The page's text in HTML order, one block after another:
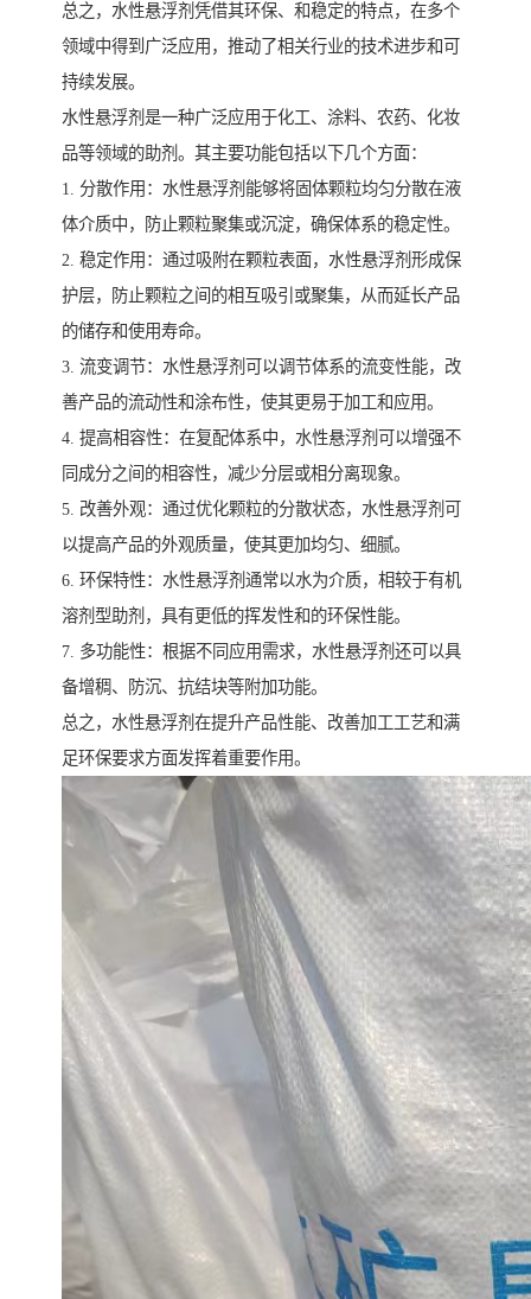
总之，水性悬浮剂凭借其环保、和稳定的特点，在多个
领域中得到广泛应用，推动了相关行业的技术进步和可
持续发展。
水性悬浮剂是一种广泛应用于化工、涂料、农药、化妆
品等领域的助剂。其主要功能包括以下几个方面：
1. 分散作用：水性悬浮剂能够将固体颗粒均匀分散在液
体介质中，防止颗粒聚集或沉淀，确保体系的稳定性。
2. 稳定作用：通过吸附在颗粒表面，水性悬浮剂形成保
护层，防止颗粒之间的相互吸引或聚集，从而延长产品
的储存和使用寿命。
3. 流变调节：水性悬浮剂可以调节体系的流变性能，改
善产品的流动性和涂布性，使其更易于加工和应用。
4. 提高相容性：在复配体系中，水性悬浮剂可以增强不
同成分之间的相容性，减少分层或相分离现象。
5. 改善外观：通过优化颗粒的分散状态，水性悬浮剂可
以提高产品的外观质量，使其更加均匀、细腻。
6. 环保特性：水性悬浮剂通常以水为介质，相较于有机
溶剂型助剂，具有更低的挥发性和的环保性能。
7. 多功能性：根据不同应用需求，水性悬浮剂还可以具
备增稠、防沉、抗结块等附加功能。
总之，水性悬浮剂在提升产品性能、改善加工工艺和满
足环保要求方面发挥着重要作用。